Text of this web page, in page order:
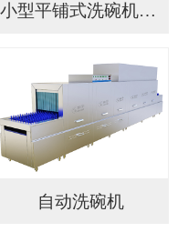
小型平铺式洗碗机YF...
自动洗碗机